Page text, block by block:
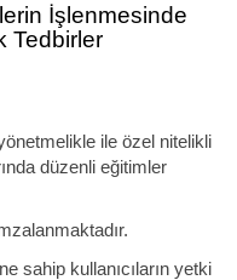
İşlenmesinde
Tedbirler
ile özel nitelikli
düzenli eğitimler
kullanıcıların yetki